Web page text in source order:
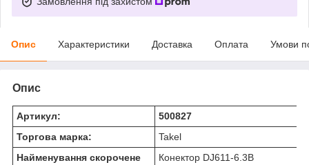
Опис Характеристики Доставка Оплата Умови
Опис
Артикул:
500827
Торгова марка:
Takel
Найменування скорочене
Конектор DJ611-6.3B